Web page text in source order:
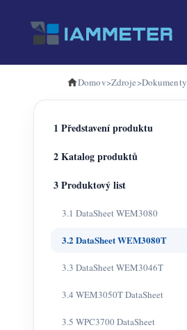
Domov>Zdroje>Dokumenty
1 Představení produktu
2 Katalog produktů
3 Produktový list
3.1 DataSheet WEM3080
3.2 DataSheet WEM3080T
3.3 DataSheet WEM3046T
3.4 WEM3050T DataSheet
3.5 WPC3700 DataSheet